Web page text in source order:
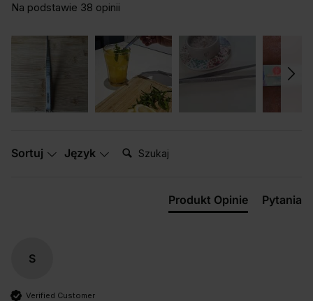
Na podstawie 38 opinii
Sortuj Język Szukaj:
Produkt Opinie Pytania
S
Verified Customer